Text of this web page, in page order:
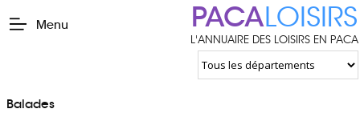
Menu PACALOISIRS
L'ANNUAIRE DES LOISIRS EN PACA
Balades